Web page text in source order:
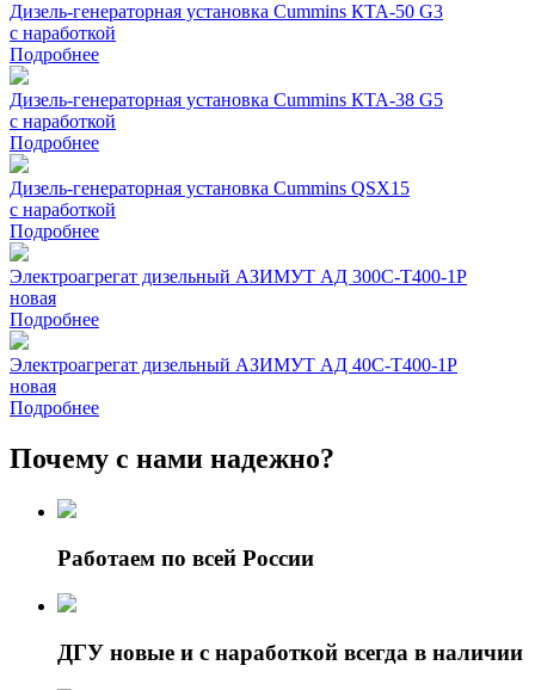
Дизель-генераторная установка Cummins КТА-50 G3
с наработкой
Подробнее
Дизель-генераторная установка Cummins КТА-38 G5
с наработкой
Подробнее
Дизель-генераторная установка Cummins QSX15
с наработкой
Подробнее
Электроагрегат дизельный АЗИМУТ АД 300С-Т400-1Р
новая
Подробнее
Электроагрегат дизельный АЗИМУТ АД 40С-Т400-1Р
новая
Подробнее
Почему с нами надежно?
Работаем по всей России
ДГУ новые и с наработкой всегда в наличии